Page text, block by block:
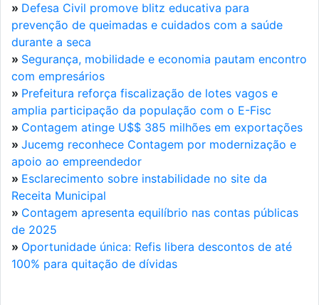
» Defesa Civil promove blitz educativa para
prevenção de queimadas e cuidados com a saúde
durante a seca
» Segurança, mobilidade e economia pautam encontro
com empresários
» Prefeitura reforça fiscalização de lotes vagos e
amplia participação da população com o E-Fisc
» Contagem atinge U$$ 385 milhões em exportações
» Jucemg reconhece Contagem por modernização e
apoio ao empreendedor
» Esclarecimento sobre instabilidade no site da
Receita Municipal
» Contagem apresenta equilíbrio nas contas públicas
de 2025
» Oportunidade única: Refis libera descontos de até
100% para quitação de dívidas